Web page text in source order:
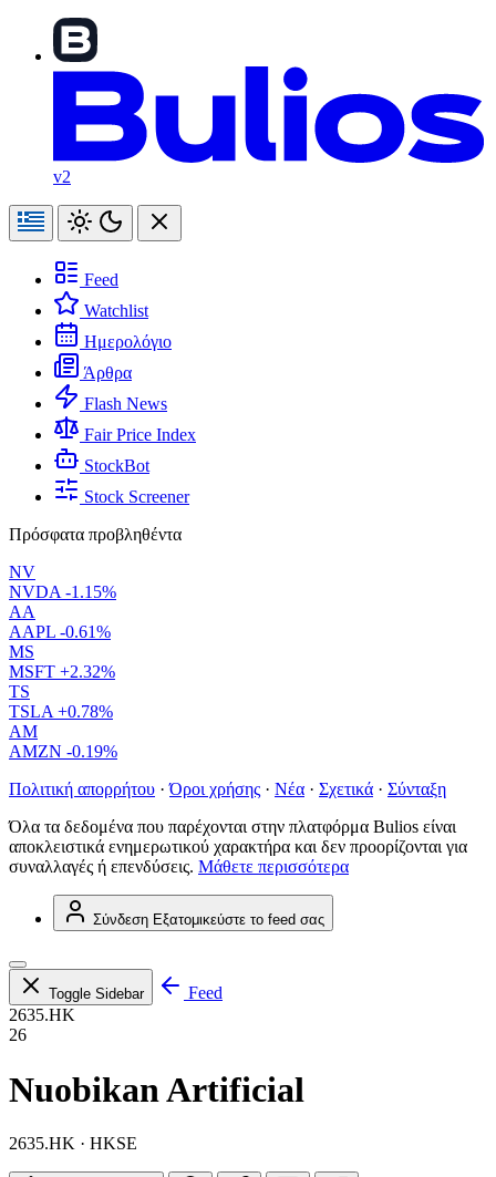
v2
Feed
Watchlist
Ημερολόγιο
Άρθρα
Flash News
Fair Price Index
StockBot
Stock Screener
Πρόσφατα προβληθέντα
NV
NVDA -1.15%
AA
AAPL -0.61%
MS
MSFT +2.32%
TS
TSLA +0.78%
AM
AMZN -0.19%
Πολιτική απορρήτου · Όροι χρήσης · Νέα · Σχετικά · Σύνταξη
Όλα τα δεδομένα που παρέχονται στην πλατφόρμα Bulios είναι
αποκλειστικά ενημερωτικού χαρακτήρα και δεν προορίζονται για
συναλλαγές ή επενδύσεις. Μάθετε περισσότερα
Σύνδεση Εξατομικεύστε το feed σας
Toggle Sidebar
Feed
2635.HK
26
Nuobikan Artificial
2635.HK · HKSE